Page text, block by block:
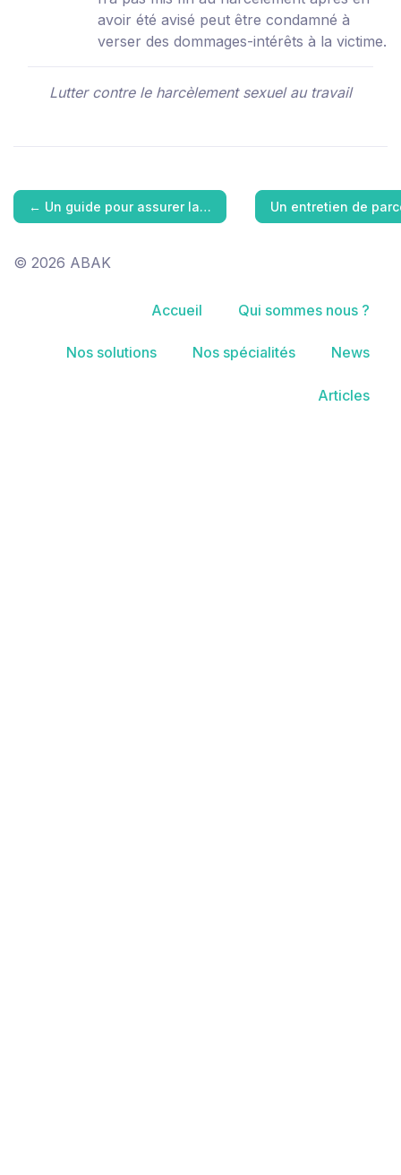
avoir été avisé peut être condamné à
verser des dommages-intérêts à la victime.
Lutter contre le harcèlement sexuel au travail
← Un guide pour assurer la… Un entretien de
© 2026 ABAK
Accueil Qui sommes nous ?
Nos solutions Nos spécialités News
Articles